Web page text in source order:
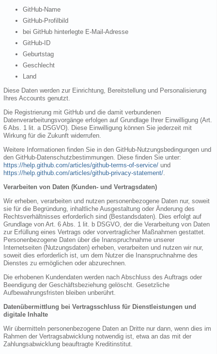
GitHub-Name
GitHub-Profilbild
bei GitHub hinterlegte E-Mail-Adresse
GitHub-ID
Geburtstag
Geschlecht
Land
Diese Daten werden zur Einrichtung, Bereitstellung und Personalisierung
Ihres Accounts genutzt.
Die Registrierung mit GitHub und die damit verbundenen
Datenverarbeitungsvorgänge erfolgen auf Grundlage Ihrer Einwilligung (Art.
6 Abs. 1 lit. a DSGVO). Diese Einwilligung können Sie jederzeit mit
Wirkung für die Zukunft widerrufen.
Weitere Informationen finden Sie in den GitHub-Nutzungsbedingungen und
den GitHub-Datenschutzbestimmungen. Diese finden Sie unter:
https://help.github.com/articles/github-terms-of-service/ und
https://help.github.com/articles/github-privacy-statement/.
Verarbeiten von Daten (Kunden- und Vertragsdaten)
Wir erheben, verarbeiten und nutzen personenbezogene Daten nur, soweit
sie für die Begründung, inhaltliche Ausgestaltung oder Änderung des
Rechtsverhältnisses erforderlich sind (Bestandsdaten). Dies erfolgt auf
Grundlage von Art. 6 Abs. 1 lit. b DSGVO, der die Verarbeitung von Daten
zur Erfüllung eines Vertrags oder vorvertraglicher Maßnahmen gestattet.
Personenbezogene Daten über die Inanspruchnahme unserer
Internetseiten (Nutzungsdaten) erheben, verarbeiten und nutzen wir nur,
soweit dies erforderlich ist, um dem Nutzer die Inanspruchnahme des
Dienstes zu ermöglichen oder abzurechnen.
Die erhobenen Kundendaten werden nach Abschluss des Auftrags oder
Beendigung der Geschäftsbeziehung gelöscht. Gesetzliche
Aufbewahrungsfristen bleiben unberührt.
Datenübermittlung bei Vertragsschluss für Dienstleistungen und
digitale Inhalte
Wir übermitteln personenbezogene Daten an Dritte nur dann, wenn dies im
Rahmen der Vertragsabwicklung notwendig ist, etwa an das mit der
Zahlungsabwicklung beauftragte Kreditinstitut.